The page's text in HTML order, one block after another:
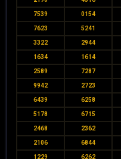
7539 0154
7623 5241
3322 2944
1634 1614
2589 7287
9942 2723
6439 6258
5178 6715
2468 2362
2106 6844
1229 6262